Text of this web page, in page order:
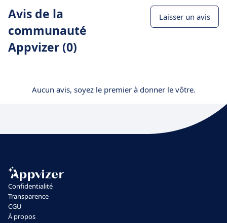
Avis de la
communauté
Appvizer (0)
Laisser un avis
Aucun avis, soyez le premier à donner le vôtre.
Confidentialité
Transparence
CGU
À propos